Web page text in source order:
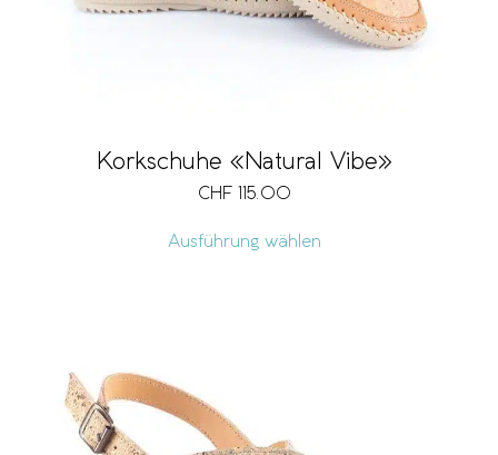
Korkschuhe «Natural Vibe»
CHF 115.00
Ausführung wählen